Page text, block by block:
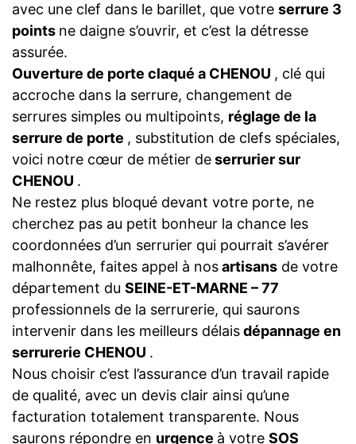
avec une clef dans le barillet, que votre serrure 3
points ne daigne s’ouvrir, et c’est la détresse
assurée.
Ouverture de porte claqué a CHENOU , clé qui
accroche dans la serrure, changement de
serrures simples ou multipoints, réglage de la
serrure de porte , substitution de clefs spéciales,
voici notre cœur de métier deserrurier sur
CHENOU .
Ne restez plus bloqué devant votre porte, ne
cherchez pas au petit bonheur la chance les
coordonnées d’un serrurier qui pourrait s’avérer
malhonnête, faites appel à nosartisans de votre
département du SEINE-ET-MARNE – 77
professionnels de la serrurerie, qui saurons
intervenir dans les meilleurs délaisdépannage en
serrurerie CHENOU .
Nous choisir c’est l’assurance d’un travail rapide
de qualité, avec un devis clair ainsi qu’une
facturation totalement transparente. Nous
saurons répondre en urgence à votre SOS